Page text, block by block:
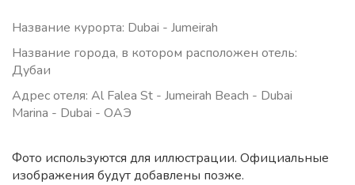
Название курорта: Dubai - Jumeirah
Название города, в котором расположен отель:
Дубаи
Адрес отеля: Al Falea St - Jumeirah Beach - Dubai
Marina - Dubai - ОАЭ
Фото используются для иллюстрации. Официальные
изображения будут добавлены позже.